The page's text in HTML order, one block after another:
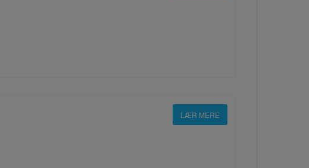
LÆR MERE